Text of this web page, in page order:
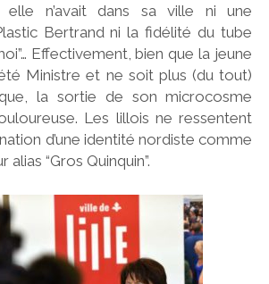
elle n’avait dans sa ville ni une
Bertrand ni la fidélité du tube
Effectivement, bien que la jeune
Ministre et ne soit plus (du tout)
la sortie de son microcosme
Les lillois ne ressentent
d’une identité nordiste comme
“Gros Quinquin”.